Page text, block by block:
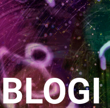
BLOGI